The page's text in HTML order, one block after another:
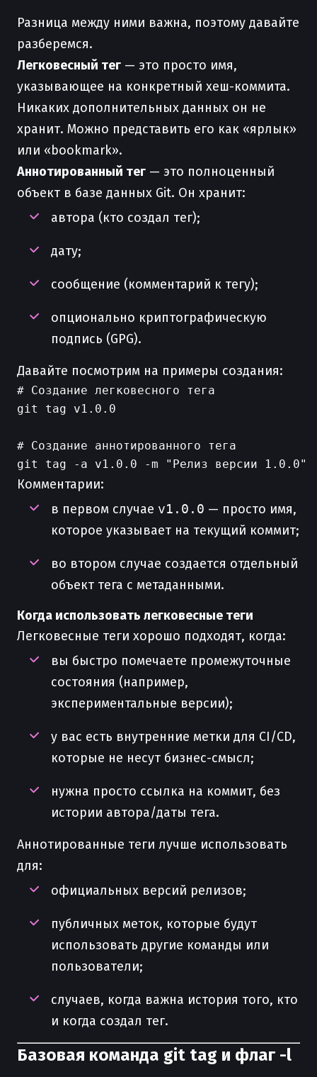
Разница между ними важна, поэтому давайте
разберемся.
Легковесный тег — это просто имя,
указывающее на конкретный хеш-коммита.
Никаких дополнительных данных он не
хранит. Можно представить его как «ярлык»
или «bookmark».
Аннотированный тег — это полноценный
объект в базе данных Git. Он хранит:
автора (кто создал тег);
дату;
сообщение (комментарий к тегу);
опционально криптографическую
подпись (GPG).
Давайте посмотрим на примеры создания:
# Создание легковесного тега
git tag v1.0.0
# Создание аннотированного тега
Комментарии:
в первом случае v1.0.0 — просто имя,
которое указывает на текущий коммит;
во втором случае создается отдельный
объект тега с метаданными.
Когда использовать легковесные теги
Легковесные теги хорошо подходят, когда:
вы быстро помечаете промежуточные
состояния (например,
экспериментальные версии);
у вас есть внутренние метки для CI/CD,
которые не несут бизнес-смысл;
нужна просто ссылка на коммит, без
истории автора/даты тега.
Аннотированные теги лучше использовать
для:
официальных версий релизов;
публичных меток, которые будут
использовать другие команды или
пользователи;
случаев, когда важна история того, кто
и когда создал тег.
Базовая команда git tag и флаг -l